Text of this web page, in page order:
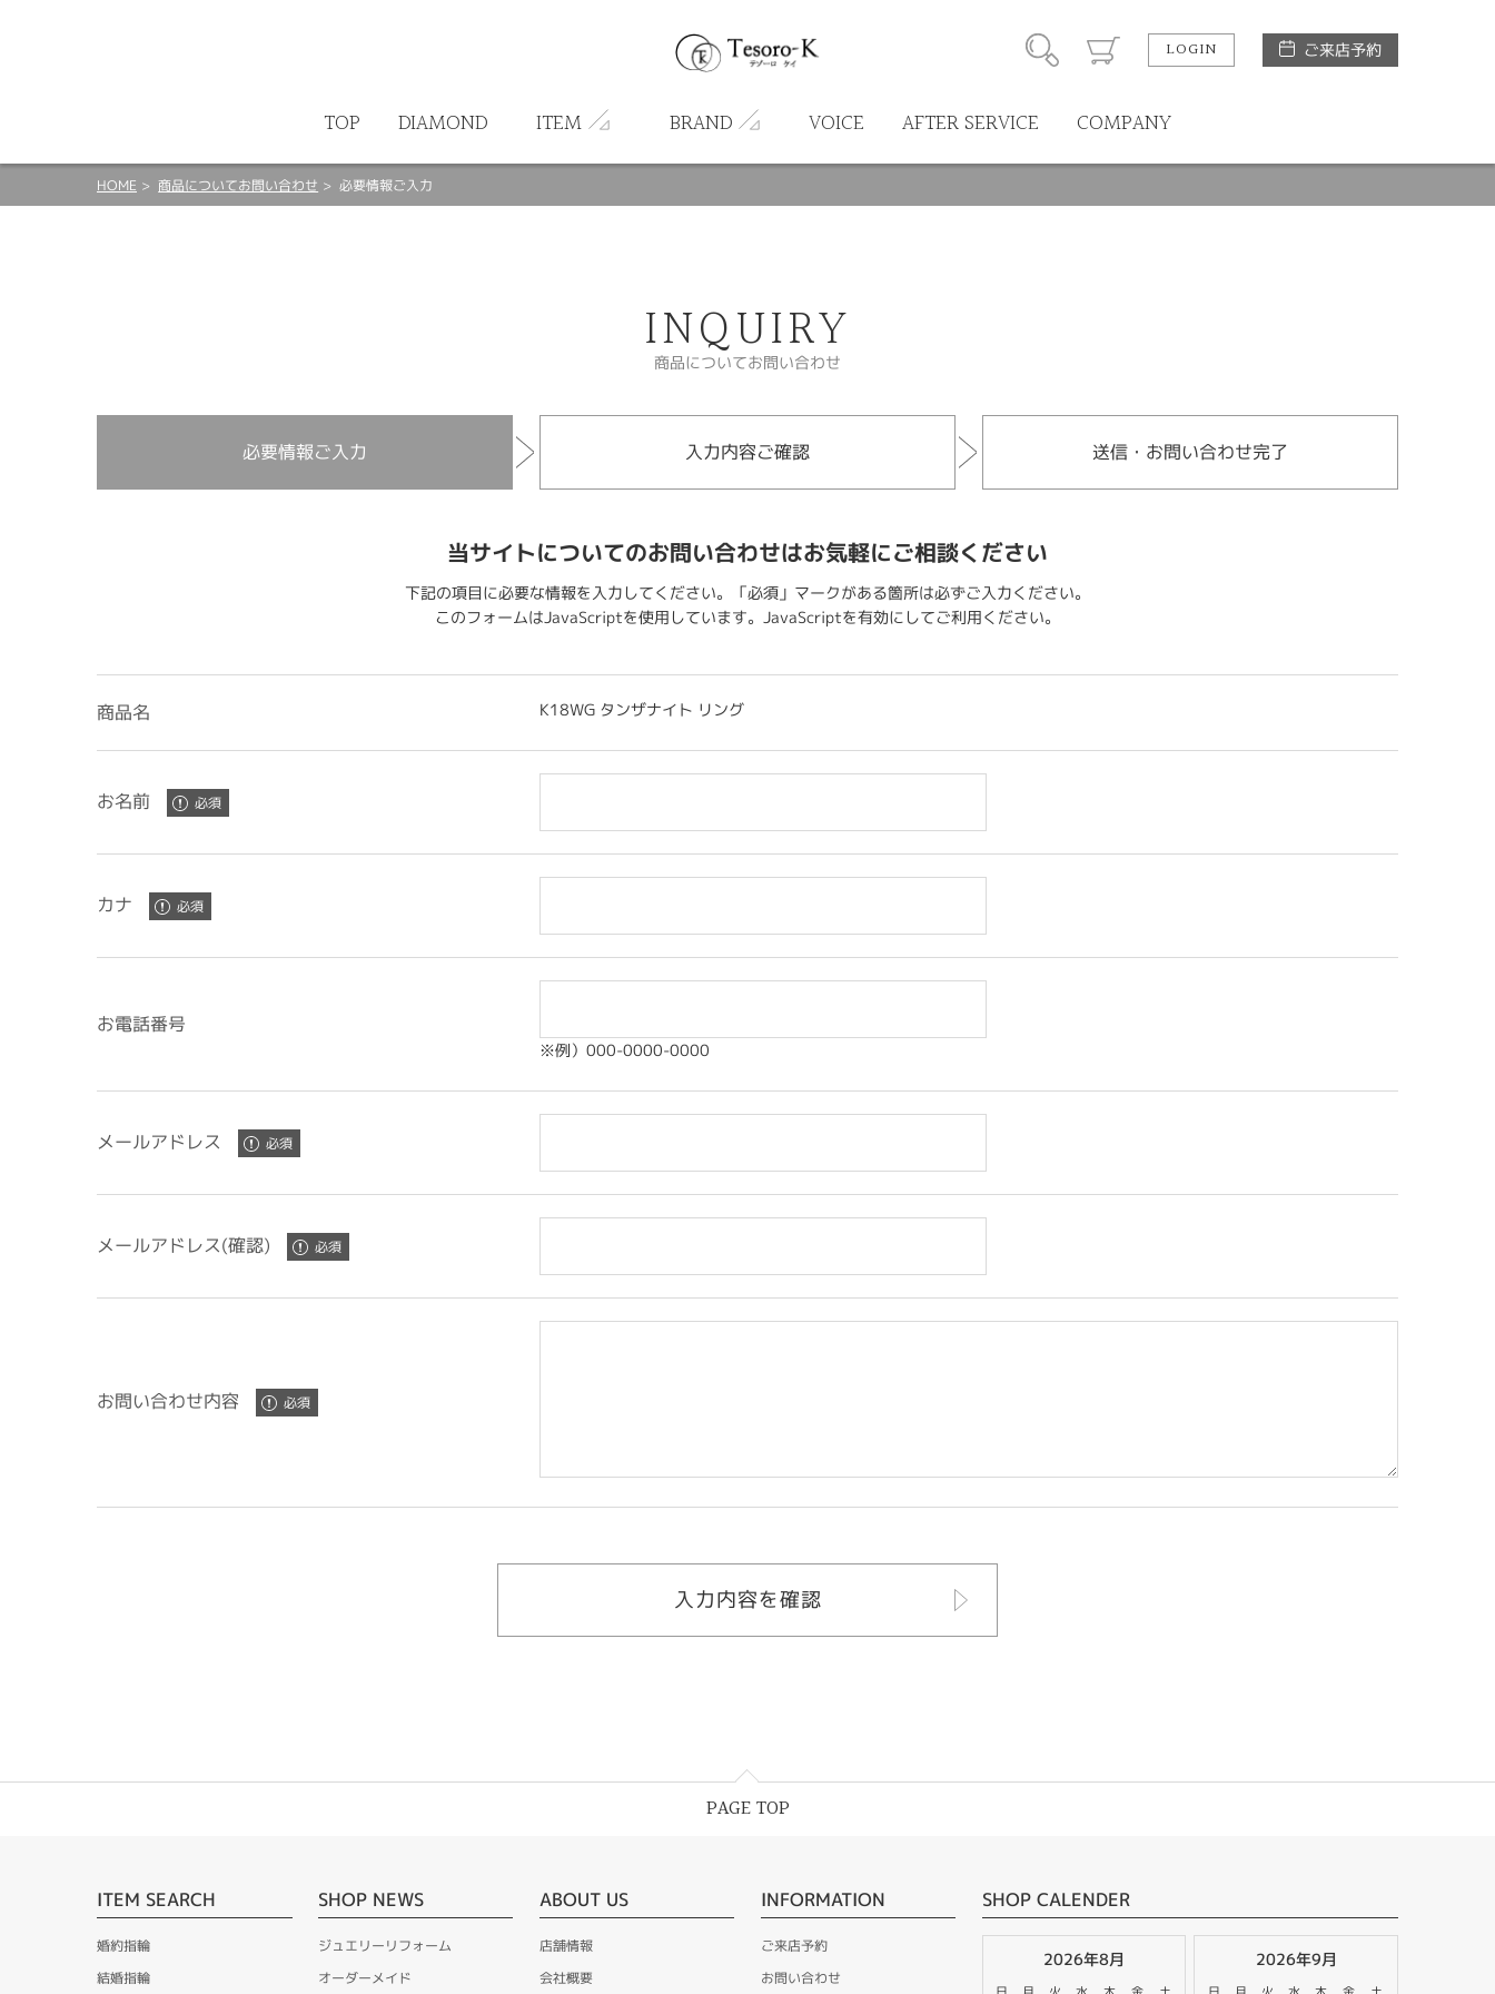
LOGIN ご来店予約
TOP DIAMOND ITEM BRAND VOICE AFTER SERVICE COMPANY
HOME 商品についてお問い合わせ 必要情報ご入力
INQUIRY
商品についてお問い合わせ
必要情報ご入力 入力内容ご確認 送信・お問い合わせ完了
当サイトについてのお問い合わせはお気軽にご相談ください
下記の項目に必要な情報を入力してください。「必須」マークがある箇所は必ずご入力ください。
このフォームはJavaScriptを使用しています。JavaScriptを有効にしてご利用ください。
商品名 K18WG タンザナイト リング
お名前
カナ
お電話番号
※例）000-0000-0000
メールアドレス
メールアドレス(確認)
お問い合わせ内容
PAGE TOP
ITEM SEARCH
婚約指輪
結婚指輪
SHOP NEWS
ジュエリーリフォーム
オーダーメイド
ABOUT US
店舗情報
会社概要
INFORMATION
ご来店予約
お問い合わせ
SHOP CALENDER
2026年8月 2026年9月